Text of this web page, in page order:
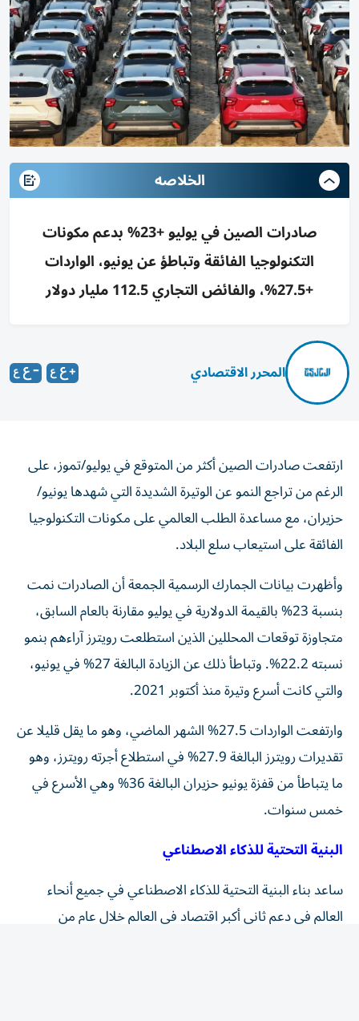
الخلاصه
صادرات الصين في يوليو +23% بدعم مكونات
التكنولوجيا الفائقة وتباطؤ عن يونيو، الواردات
+27.5%، والفائض التجاري 112.5 مليار دولار
المحرر الاقتصادي
ارتفعت صادرات الصين أكثر من المتوقع في يوليو/تموز، على
الرغم من تراجع النمو عن الوتيرة الشديدة التي شهدها يونيو/
حزيران، مع مساعدة الطلب العالمي على مكونات التكنولوجيا
الفائقة على استيعاب سلع البلاد.
وأظهرت بيانات الجمارك الرسمية الجمعة أن الصادرات نمت
بنسبة 23% بالقيمة الدولارية في يوليو مقارنة بالعام السابق،
متجاوزة توقعات المحللين الذين استطلعت رويترز آراءهم بنمو
نسبته 22.2%. وتباطأ ذلك عن الزيادة البالغة 27% في يونيو،
والتي كانت أسرع وتيرة منذ أكتوبر 2021.
تقديرات رويترز البالغة 27.9% في استطلاع أجرته رويترز، وهو
ما يتباطأ من قفزة يونيو حزيران البالغة 36% وهي الأسرع في
خمس سنوات.
البنية التحتية للذكاء الاصطناعي
ساعد بناء البنية التحتية للذكاء الاصطناعي في جميع أنحاء
العالم في دعم ثاني أكبر اقتصاد في العالم خلال عام من
الصدمات الجيوسياسية، مما أدى إلى إبقاء النمو على المسار